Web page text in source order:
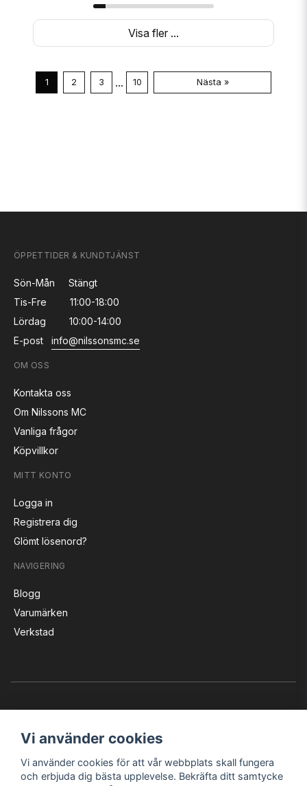
Visa fler ...
1 2 3 ... 10 Nästa »
ÖPPETTIDER & KUNDTJÄNST
Sön-Mån
Stängt
Tis-Fre
11:00-18:00
Lördag
10:00-14:00
E-post
info@nilssonsmc.se
OM OSS
Kontakta oss
Om Nilssons MC
Vanliga frågor
Köpvillkor
MITT KONTO
Logga in
Registrera dig
Glömt lösenord?
NAVIGERING
Blogg
Varumärken
Verkstad
Instagram Facebook YouTube
Vi använder cookies
Vi använder cookies för att vår webbplats skall fungera
och erbjuda dig bästa upplevelse. Bekräfta ditt samtycke